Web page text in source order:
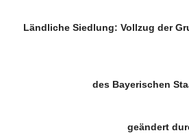
Ländliche Siedlung: Vollzug der
des Bayerischen
geändert